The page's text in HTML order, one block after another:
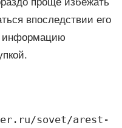
проще избежать
впоследствии его
информацию
sovet/arest-